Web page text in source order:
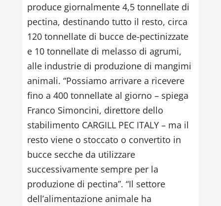
produce giornalmente 4,5 tonnellate di
pectina, destinando tutto il resto, circa
120 tonnellate di bucce de-pectinizzate
e 10 tonnellate di melasso di agrumi,
alle industrie di produzione di mangimi
animali. “Possiamo arrivare a ricevere
fino a 400 tonnellate al giorno – spiega
Franco Simoncini, direttore dello
stabilimento CARGILL PEC ITALY – ma il
resto viene o stoccato o convertito in
bucce secche da utilizzare
successivamente sempre per la
produzione di pectina”. “Il settore
dell’alimentazione animale ha